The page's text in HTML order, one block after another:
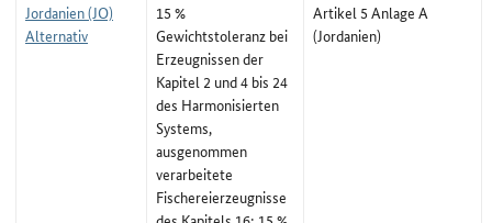
Jordanien (JO)
Alternativ
15 %
Gewichtstoleranz bei
Erzeugnissen der
Kapitel 2 und 4 bis 24
des Harmonisierten
Systems,
ausgenommen
verarbeitete
Fischereierzeugnisse
Artikel 5 Anlage A
(Jordanien)